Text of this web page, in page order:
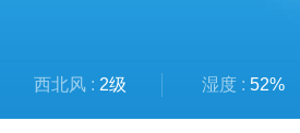
西北风 : 2级 湿度 : 52%